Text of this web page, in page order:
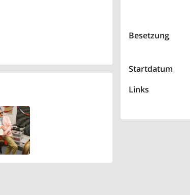
Besetzung
Startdatum
Links